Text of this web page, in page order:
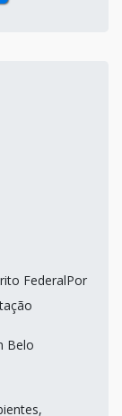
FederalPor
Belo